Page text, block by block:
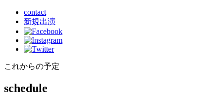
contact
新規出演
これからの予定
schedule